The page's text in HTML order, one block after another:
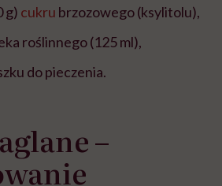
g) cukru brzozowego (ksylitolu),
roślinnego (125 ml),
do pieczenia.
–